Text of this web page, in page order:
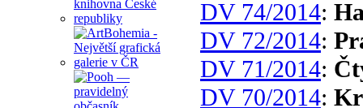
DV 74/2014:
DV 72/2014:
DV 71/2014:
DV 70/2014: